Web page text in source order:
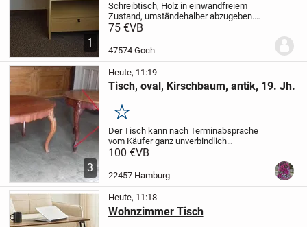
1
Schreibtisch, Holzin einwandfreiem
Zustand, umständehalber abzugeben.
Leicht zerleg- und transportierbar (PKW)
105 cm - Schreibplatte verschiebbar)
75 €VB
47574 Goch
3
Heute, 11:19
Tisch, oval, Kirschbaum, antik, 19. Jh.
Merken
Der Tisch kann nach Terminabsprache
vom Käufer ganz unverbindlich
begutachtet werden.
Schnitzereien aus Kirschbaumholz, antik,
100 €VB
22457 Hamburg
Heute, 11:18
Wohnzimmer Tisch